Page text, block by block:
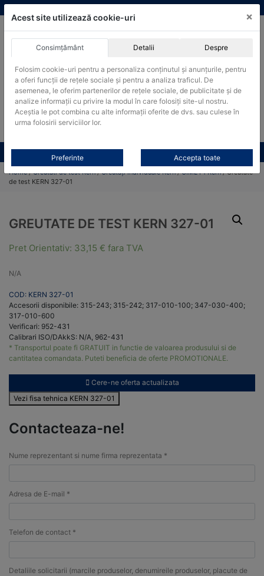
Skip
to
Produsele pot fi achizitionate si in sistemul SEAP / SICAP
Products
search
CAUTARE
Toate produsele CONTACT
Home/Greutati de test Kern/Greutăți individuale Kern/OIML F1 Kern/ Greutate
de test KERN 327-01
GREUTATE DE TEST KERN 327-01
Pret Orientativ: 33,15 € fara TVA
N/A
COD: KERN 327-01
Accesorii disponibile: 315-243; 315-242; 317-010-100; 347-030-400;
317-010-600
Verificari: 952-431
Calibrari ISO/DAkkS: N/A, 962-431
* Transportul poate fi GRATUIT in functie de valoarea produsului si de
cantitatea comandata. Puteti beneficia de oferte PROMOTIONALE.
Cere-ne oferta actualizata
Vezi fisa tehnica KERN 327-01
Contacteaza-ne!
Nume reprezentant si nume firma reprezentata *
Adresa de E-mail *
Telefon de contact *
Detaliile solicitarii (marcile produselor, denumireile produselor, placute de
Acest site utilizează cookie-uri ×
Consimțământ Detalii Despre
Folosim cookie-uri pentru a personaliza conținutul și anunțurile, pentru
a oferi funcții de rețele sociale și pentru a analiza traficul. De
asemenea, le oferim partenerilor de rețele sociale, de publicitate și de
analize informații cu privire la modul în care folosiți site-ul nostru.
Aceștia le pot combina cu alte informații oferite de dvs. sau culese în
urma folosirii serviciilor lor.
Preferinte Accepta toate